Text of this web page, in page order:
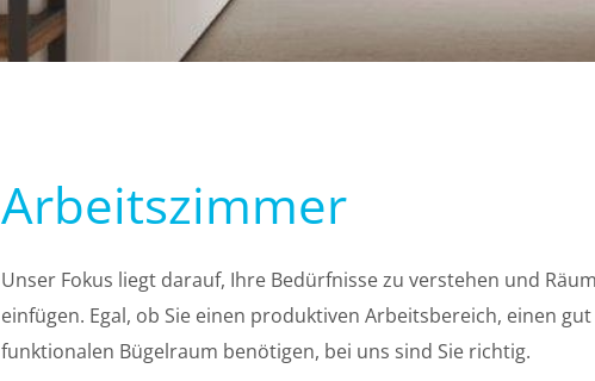
Arbeitszimmer
Unser Fokus liegt darauf, Ihre Bedürfnisse zu verstehen und
einfügen. Egal, ob Sie einen produktiven Arbeitsbereich, einen
funktionalen Bügelraum benötigen, bei uns sind Sie richtig.